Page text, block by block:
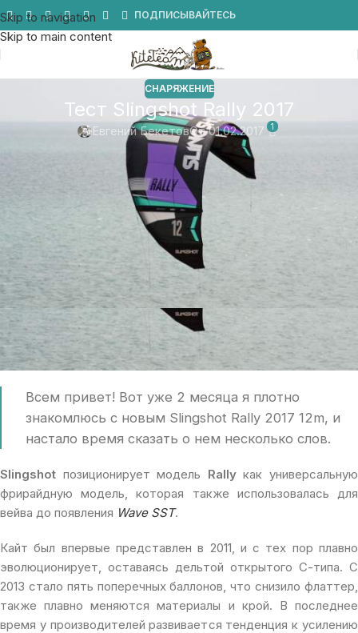
Skip to navigation
Skip to main content
ПОДПИСЫВАЙТЕСЬ
СНАРЯЖЕНИЕ
Тест Slingshot Rally 2017
Евгений БекетовОт 01.02.2017 1
Всем привет! Вот уже 2 месяца я плотно
знакомлюсь с новым Slingshot Rally 2017 12m, и
настало время сказать о нем несколько слов.
Slingshot позиционирует модель Rallyкак универсальную
фрирайдную модель, которая также использовалась для
вейва до появления Wave SST.
Кайт был впервые представлен в 2011, и с тех пор плавно
эволюционирует, оставаясь дельтой открытого С-типа. C
2013 стало пять поперечных баллонов, что снизило флаттер,
также плавно меняются материалы и крой. В последнее
время у производителей развивается тенденция к усилению